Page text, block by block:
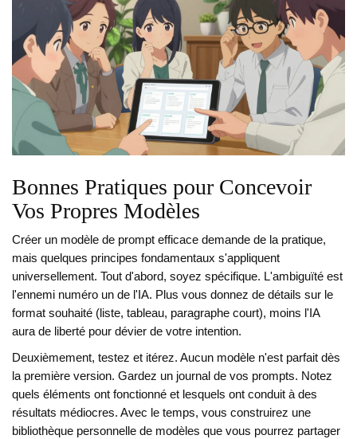
Bonnes Pratiques pour Concevoir
Vos Propres Modèles
Créer un modèle de prompt efficace demande de la pratique,
mais quelques principes fondamentaux s'appliquent
universellement. Tout d'abord, soyez spécifique. L'ambiguïté est
l'ennemi numéro un de l'IA. Plus vous donnez de détails sur le
format souhaité (liste, tableau, paragraphe court), moins l'IA
aura de liberté pour dévier de votre intention.
Deuxièmement, testez et itérez. Aucun modèle n'est parfait dès
la première version. Gardez un journal de vos prompts. Notez
quels éléments ont fonctionné et lesquels ont conduit à des
résultats médiocres. Avec le temps, vous construirez une
bibliothèque personnelle de modèles que vous pourrez partager